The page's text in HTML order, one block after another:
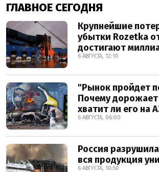
ГЛАВНОЕ СЕГОДНЯ
Крупнейшие
убытки Rozetka
достигают
6 АВГУСТА, 12:10
"Рынок пройдет
Почему
хватит ли его на
6 АВГУСТА, 06:00
Россия
вся продукция
6 АВГУСТА, 10:50